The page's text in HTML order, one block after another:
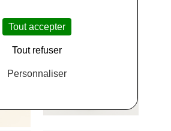
Tout accepter
Tout refuser
Personnaliser